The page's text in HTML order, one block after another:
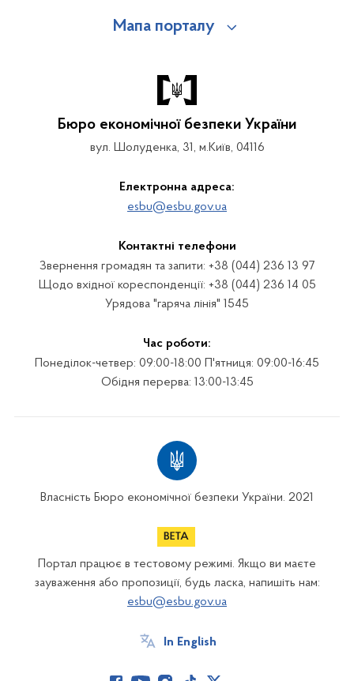
Мапа порталу
Бюро економічної безпеки України
вул. Шолуденка, 31, м.Київ, 04116
Електронна адреса:
esbu@esbu.gov.ua
Контактні телефони
Звернення громадян та запити: +38 (044) 236 13 97
Щодо вхідної кореспонденції: +38 (044) 236 14 05
Урядова "гаряча лінія" 1545
Час роботи:
Понеділок-четвер: 09:00-18:00 П'ятниця: 09:00-16:45
Обідня перерва: 13:00-13:45
Власність Бюро економічної безпеки України. 2021
Портал працює в тестовому режимі. Якщо ви маєте
зауваження або пропозиції, будь ласка, напишіть нам:
esbu@esbu.gov.ua
In English